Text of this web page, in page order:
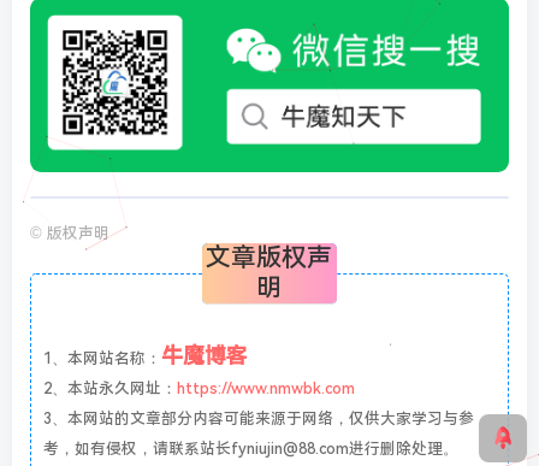
© 版权声明
文章版权声
明
1、本网站名称： 牛魔博客
2、本站永久网址： https://www.nmwbk.com
3、本网站的文章部分内容可能来源于网络，仅供大家学习与参
考，如有侵权，请联系站长fyniujin@88.com进行删除处理。